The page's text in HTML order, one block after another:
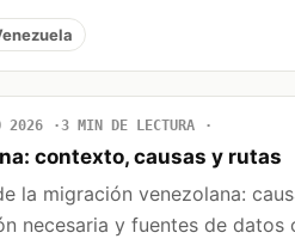
2026 3 MIN DE LECTURA
contexto, causas y rutas
la migración venezolana:
necesaria y fuentes de datos